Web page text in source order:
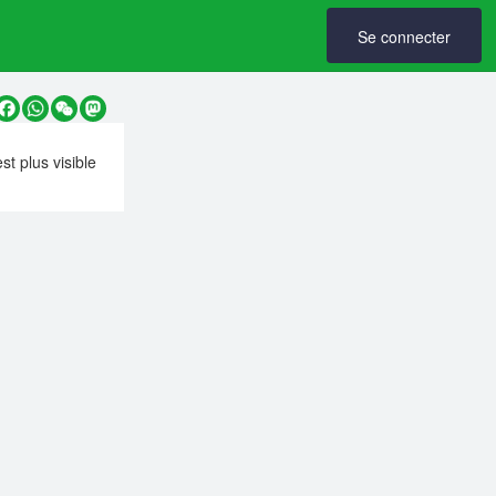
Se connecter
Facebook
WhatsApp
WeChatMastodon
plus visible